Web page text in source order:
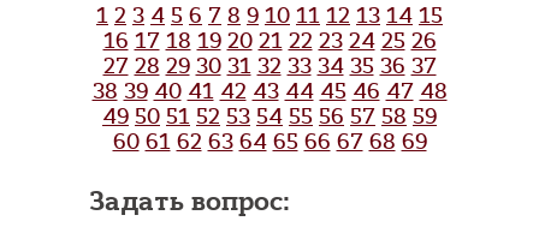
1 2 3 4 5 6 7 8 9 10 11 12 13 14 15
16 17 18 19 20 21 22 23 24 25 26
27 28 29 30 31 32 33 34 35 36 37
38 39 40 41 42 43 44 45 46 47 48
49 50 51 52 53 54 55 56 57 58 59
60 61 62 63 64 65 66 67 68 69
Задать вопрос: